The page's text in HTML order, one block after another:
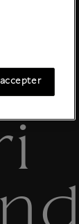
accepter